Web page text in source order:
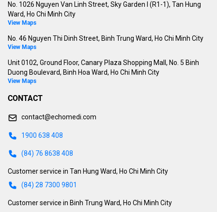
No. 1026 Nguyen Van Linh Street, Sky Garden I (R1-1), Tan Hung
Ward, Ho Chi Minh City
View Maps
No. 46 Nguyen Thi Dinh Street, Binh Trung Ward, Ho Chi Minh City
View Maps
Unit 0102, Ground Floor, Canary Plaza Shopping Mall, No. 5 Binh
Duong Boulevard, Binh Hoa Ward, Ho Chi Minh City
View Maps
CONTACT
contact@echomedi.com
1900 638 408
(84) 76 8638 408
Customer service in Tan Hung Ward, Ho Chi Minh City
(84) 28 7300 9801
Customer service in Binh Trung Ward, Ho Chi Minh City